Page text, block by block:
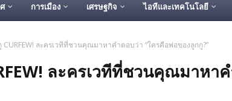
การเมือง เศรษฐกิจ ไอทีและเทคโนโลยี
CURFEW! ละครเวทีที่ชวนคุณมาหาคำตอบว่า “ใครคือพ่อของลูกกู?”
ละครเวทีที่ชวนคุณมาหา